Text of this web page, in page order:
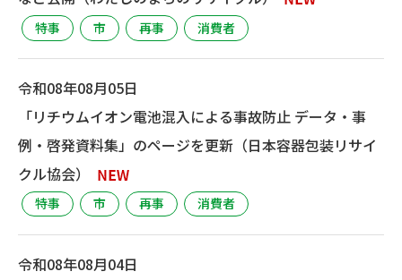
特事 市 再事 消費者
令和08年08月05日
「リチウムイオン電池混入による事故防止 データ・事
例・啓発資料集」のページを更新（日本容器包装リサイ
クル協会）
特事 市 再事 消費者
令和08年08月04日